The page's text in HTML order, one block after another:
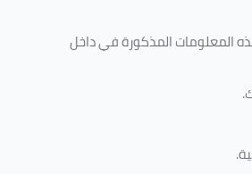
المعلومات المذكورة في داخل
.
.